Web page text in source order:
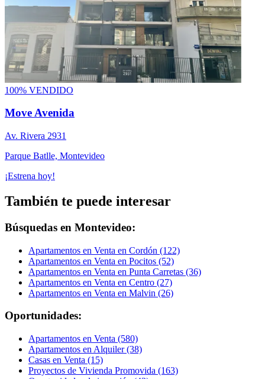
100% VENDIDO
Move Avenida
Av. Rivera 2931
Parque Batlle, Montevideo
¡Estrena hoy!
También te puede interesar
Búsquedas en Montevideo:
Apartamentos en Venta en Cordón (122)
Apartamentos en Venta en Pocitos (52)
Apartamentos en Venta en Punta Carretas (36)
Apartamentos en Venta en Centro (27)
Apartamentos en Venta en Malvin (26)
Oportunidades:
Apartamentos en Venta (580)
Apartamentos en Alquiler (38)
Casas en Venta (15)
Proyectos de Vivienda Promovida (163)